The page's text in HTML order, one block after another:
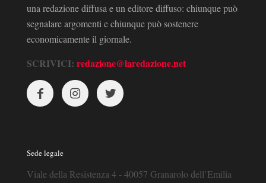
una redazione diffusa e un editore diffuso: chiunque può
segnalare argomenti e chiunque può sostenere
economicamente il giornale.
SCRIVICI: redazione@laredazione.net
Sede legale
Viale della Resistenza 4 - 40057 Granarolo dell’Emilia